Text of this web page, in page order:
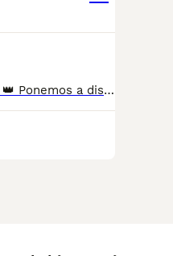
👑 Yorkshire Terrier Super Toy – Nivel Alta Gama 👑 Ponemos a disposición de familias muy seleccionadas un exclusivo Yorkshire Terrier Super Toy, de tamaño extremadamente reducido, morfología exquisita y carácter dulce y equilibrado. Un cachorro criado con dedicación, respeto y los más altos estándares de bienestar. Este Yorkshire destaca por su calidad excepcional, ideal tanto como perro de compañía como para quienes buscan una pieza única dentro de la raza, alejada de producciones masivas. 🩺 Estado sanitario completo y garantizado • Desparasitación interna y externa al día • Vacunaciones correspondientes a su edad • Revisiones veterinarias exhaustivas • Cartilla veterinaria oficial • Cachorro totalmente sano, activo y socializado 🏥 Entrega de máxima tranquilidad • Entrega en clínica veterinaria, con revisión final • Explicación detallada de cuidados, alimentación y adaptación • Acompañamiento y asesoramiento posterior a la entrega • Posibilidad de entrega en toda España a familias responsables 💎 Exclusividad real Este Yorkshire Terrier Super Toy está destinado a personas que buscan algo más que un cachorro: buscan calidad, seguridad, seriedad y discreción. No se entrega a cualquiera. 📞 Información bajo contacto directo Se puede ver sin compromiso mediante cita previa. Abstenerse curiosos. Solo personas realmente interesadas.